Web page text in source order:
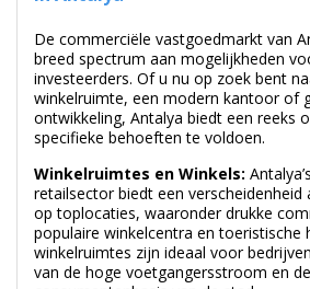
De commerciële vastgoedmarkt van
breed spectrum aan mogelijkheden
investeerders. Of u nu op zoek bent
winkelruimte, een modern kantoor of
ontwikkeling, Antalya biedt een reeks
specifieke behoeften te voldoen.
Winkelruimtes en Winkels:
retailsector biedt een verscheidenheid
op toplocaties, waaronder drukke
populaire winkelcentra en toeristische
winkelruimtes zijn ideaal voor
van de hoge voetgangersstroom en
consumentenbasis van de stad.